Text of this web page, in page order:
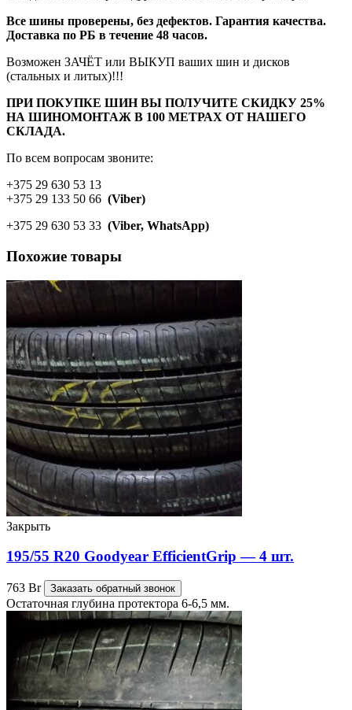
Все шины проверены, без дефектов. Гарантия качества.
Доставка по РБ в течение 48 часов.
Возможен ЗАЧЁТ или ВЫКУП ваших шин и дисков
(стальных и литых)!!!
ПРИ ПОКУПКЕ ШИН ВЫ ПОЛУЧИТЕ СКИДКУ 25%
НА ШИНОМОНТАЖ В 100 МЕТРАХ ОТ НАШЕГО
СКЛАДА.
По всем вопросам звоните:
+375 29 630 53 13
+375 29 133 50 66 (Viber)
+375 29 630 53 33 (Viber, WhatsApp)
Похожие товары
Закрыть
195/55 R20 Goodyear EfficientGrip — 4 шт.
763 Br Заказать обратный звонок
Остаточная глубина протектора 6-6,5 мм.